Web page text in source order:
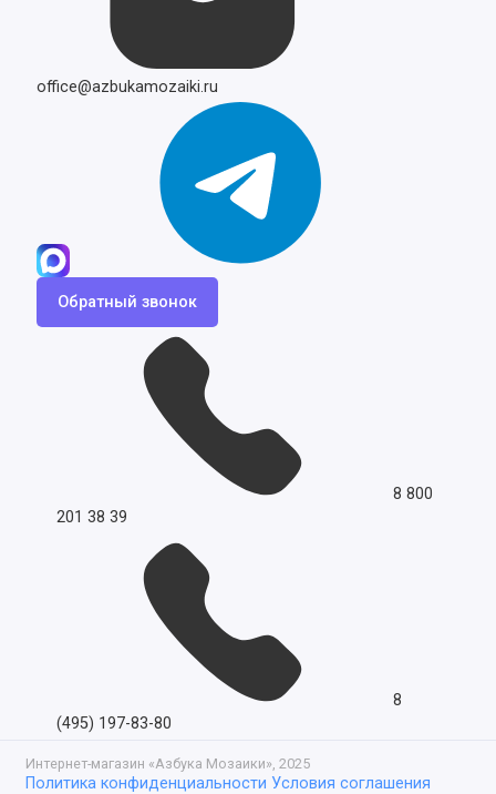
office@azbukamozaiki.ru
Обратный звонок
8 800
201 38 39
8
(495) 197-83-80
Интернет-магазин «Азбука Мозаики», 2025
Политика конфиденциальности Условия соглашения